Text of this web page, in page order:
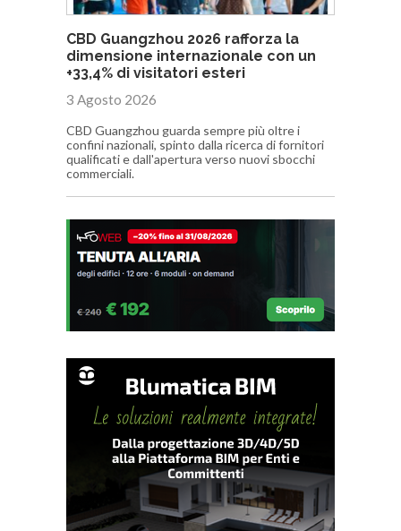
CBD Guangzhou 2026 rafforza la
dimensione internazionale con un
+33,4% di visitatori esteri
3 Agosto 2026
CBD Guangzhou guarda sempre più oltre i
confini nazionali, spinto dalla ricerca di fornitori
qualificati e dall'apertura verso nuovi sbocchi
commerciali.